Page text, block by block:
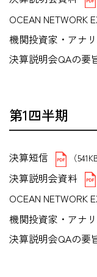
OCEAN NETWORK
機関投資家・アナ
決算説明会QAの要
第1四半期
決算短信 （
決算説明会資料
OCEAN NETWORK
機関投資家・アナ
決算説明会QAの要